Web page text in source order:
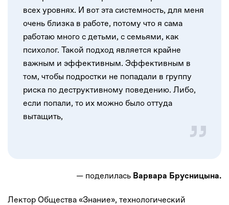
всех уровнях. И вот эта системность, для меня
очень близка в работе, потому что я сама
работаю много с детьми, с семьями, как
психолог. Такой подход является крайне
важным и эффективным. Эффективным в
том, чтобы подростки не попадали в группу
риска по деструктивному поведению. Либо,
если попали, то их можно было оттуда
вытащить,
— поделилась Варвара Брусницына.
Лектор Общества «Знание», технологический